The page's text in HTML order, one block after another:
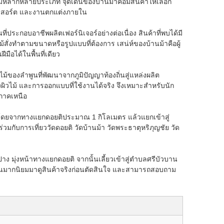
อร์ต และงานตกแต่งภายใน
ระกอบอาชีพผลิตเฟอร์นิเจอร์อย่างต่อเนื่อง สินค้าที่พบได้มี
สั่งทำตามขนาดหรือรูปแบบที่ต้องการ เสน่ห์ของบ้านม้าคือผู้
มือได้ในพื้นที่เดียว
ไม้ของลำพูนที่พัฒนาจากภูมิปัญญาท้องถิ่นสู่แหล่งผลิต
ไม้ และการออกแบบที่ใช้งานได้จริง จึงเหมาะสำหรับนัก
าคเหนือ
ยจากทางแยกดอยติประมาณ 1 กิโลเมตร แล้วแยกเข้าสู่
มกับการเที่ยววัดดอยติ วัดบ้านม้า วัดพระธาตุหริภุญชัย วัด
ง มุ่งหน้าทางแยกดอยติ จากนั้นเลี้ยวเข้าสู่ตำบลศรีบัวบาน
ากนิยมมาดูสินค้าจริงก่อนตัดสินใจ และสามารถสอบถาม